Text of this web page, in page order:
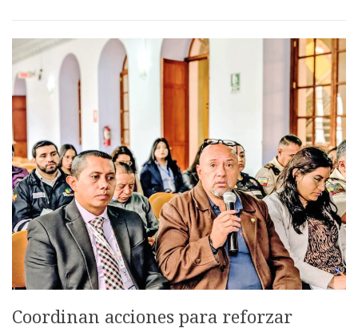
Coordinan acciones para reforzar